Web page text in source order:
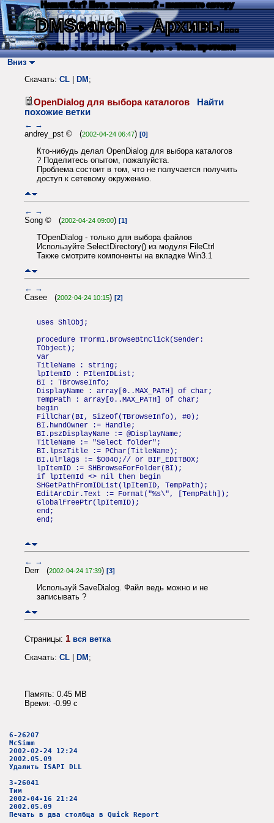
Нашли баг? Есть пожелания? - напишите автору
DMSearch→ Архивы...
О сайте → Как искать? → Карта → Текс. протокол
Вниз
Скачать: CL DM ;
OpenDialog для выбора каталогов
Найти
похожие ветки
← →
andrey_pst © (2002-04-24 06:47) [0]
Кто-нибудь делал OpenDialog для выбора каталогов
? Поделитесь опытом, пожалуйста.
Проблема состоит в том, что не получается получить
доступ к сетевому окружению.
← →
Song © (2002-04-24 09:00) [1]
TOpenDialog - только для выбора файлов
Используйте SelectDirectory() из модуля FileCtrl
Также смотрите компоненты на вкладке Win3.1
← →
Casee (2002-04-24 10:15) [2]
uses ShlObj;
procedure TForm1.BrowseBtnClick(Sender:
TObject);
var
TitleName : string;
lpItemID : PItemIDList;
BI : TBrowseInfo;
DisplayName : array[0..MAX_PATH] of char;
TempPath : array[0..MAX_PATH] of char;
begin
FillChar(BI, SizeOf(TBrowseInfo), #0);
BI.hwndOwner := Handle;
BI.pszDisplayName := @DisplayName;
TitleName := "Select folder";
BI.lpszTitle := PChar(TitleName);
BI.ulFlags := $0040;// or BIF_EDITBOX;
lpItemID := SHBrowseForFolder(BI);
if lpItemId <> nil then begin
SHGetPathFromIDList(lpItemID, TempPath);
EditArcDir.Text := Format("%s\", [TempPath]);
GlobalFreePtr(lpItemID);
end;
end;
← →
Derr (2002-04-24 17:39) [3]
Используй SaveDialog. Файл ведь можно и не
записывать ?
Страницы: 1 вся ветка
Скачать: CL | DM;
Память: 0.45 MB
Время: -0.99 c
6-26207
McSimm
2002-02-24 12:24
2002.05.09
Удалить ISAPI DLL
3-26041
Тим
2002-04-16 21:24
2002.05.09
Печать в два столбца в Quick Report